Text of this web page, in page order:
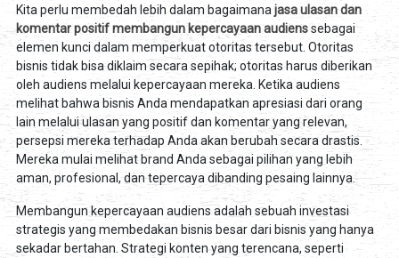
Kita perlu membedah lebih dalam bagaimana jasa ulasan dan
komentar positif membangun kepercayaan audienssebagai
elemen kunci dalam memperkuat otoritas tersebut. Otoritas
bisnis tidak bisa diklaim secara sepihak; otoritas harus diberikan
oleh audiens melalui kepercayaan mereka. Ketika audiens
melihat bahwa bisnis Anda mendapatkan apresiasi dari orang
lain melalui ulasan yang positif dan komentar yang relevan,
persepsi mereka terhadap Anda akan berubah secara drastis.
Mereka mulai melihat brand Anda sebagai pilihan yang lebih
aman, profesional, dan tepercaya dibanding pesaing lainnya.
Membangun kepercayaan audiens adalah sebuah investasi
strategis yang membedakan bisnis besar dari bisnis yang hanya
sekadar bertahan. Strategi konten yang terencana, seperti